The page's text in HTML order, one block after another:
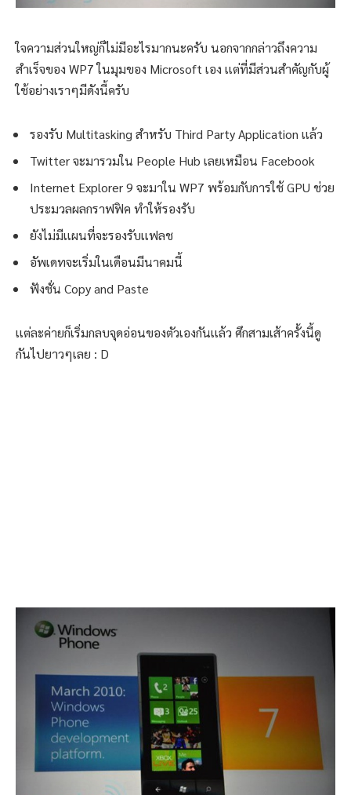
ใจความส่วนใหญ่ก็ไม่มีอะไรมากนะครับ นอกจากกล่าวถึงความ
สำเร็จของ WP7 ในมุมของ Microsoft เอง เเต่ที่มีส่วนสำคัญกับผู้
ใช้อย่างเราๆมีดังนี้ครับ
รองรับ Multitasking สำหรับ Third Party Application เเล้ว
Twitter จะมารวมใน People Hub เลยเหมือน Facebook
Internet Explorer 9 จะมาใน WP7 พร้อมกับการใช้ GPU ช่วย
ประมวลผลกราฟฟิค ทำให้รองรับ
ยังไม่มีเเผนที่จะรองรับเเฟลช
อัพเดทจะเริ่มในเดือนมีนาคมนี้
ฟังชั่น Copy and Paste
เเต่ละค่ายก็เริ่มกลบจุดอ่อนของตัวเองกันเเล้ว ศึกสามเส้าครั้งนี้ดู
กันไปยาวๆเลย : D